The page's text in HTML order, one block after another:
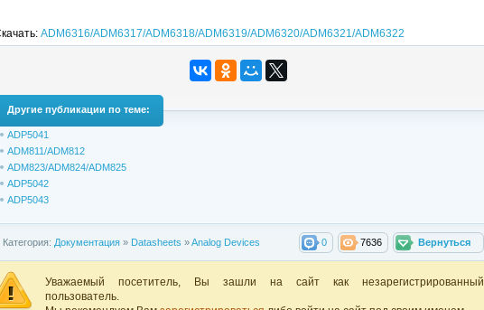
ADM6316/ADM6317/ADM6318/ADM6319/ADM6320/ADM6321/ADM6322
Другие публикации по теме:
ADP5041
ADM811/ADM812
ADM823/ADM824/ADM825
ADP5042
ADP5043
Вернуться
7636
0
Категория: Документация» Datasheets »Analog Devices
Уважаемый посетитель, Вы зашли на сайт как незарегистрированный
пользователь.